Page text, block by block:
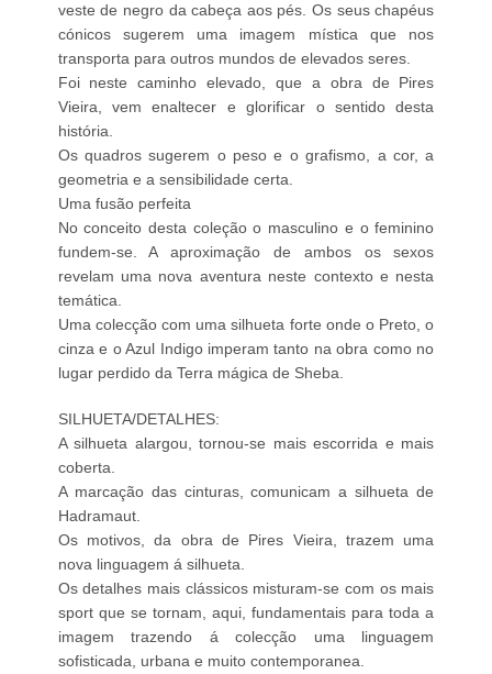
veste de negro da cabeça aos pés. Os seus chapéus
cónicos sugerem uma imagem mística que nos
transporta para outros mundos de elevados seres.
Foi neste caminho elevado, que a obra de Pires
Vieira, vem enaltecer e glorificar o sentido desta
história.
Os quadros sugerem o peso e o grafismo, a cor, a
geometria e a sensibilidade certa.
Uma fusão perfeita
No conceito desta coleção o masculino e o feminino
fundem-se. A aproximação de ambos os sexos
revelam uma nova aventura neste contexto e nesta
temática.
Uma colecção com uma silhueta forte onde o Preto, o
cinza e o Azul Indigo imperam tanto na obra como no
lugar perdido da Terra mágica de Sheba.
SILHUETA/DETALHES:
A silhueta alargou, tornou-se mais escorrida e mais
coberta.
A marcação das cinturas, comunicam a silhueta de
Hadramaut.
Os motivos, da obra de Pires Vieira, trazem uma
nova linguagem á silhueta.
Os detalhes mais clássicos misturam-se com os mais
sport que se tornam, aqui, fundamentais para toda a
imagem trazendo á colecção uma linguagem
sofisticada, urbana e muito contemporanea.